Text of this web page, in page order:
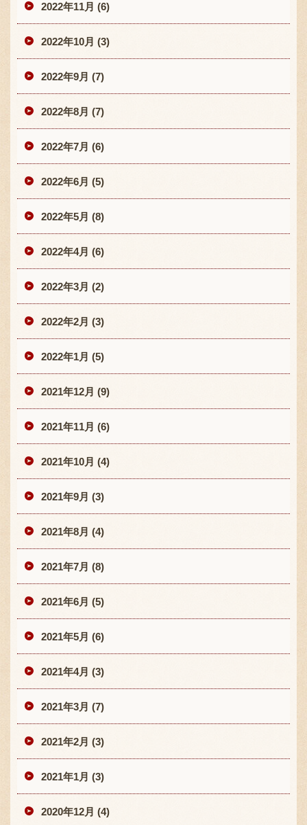
2022年11月 (6)
2022年10月 (3)
2022年9月 (7)
2022年8月 (7)
2022年7月 (6)
2022年6月 (5)
2022年5月 (8)
2022年4月 (6)
2022年3月 (2)
2022年2月 (3)
2022年1月 (5)
2021年12月 (9)
2021年11月 (6)
2021年10月 (4)
2021年9月 (3)
2021年8月 (4)
2021年7月 (8)
2021年6月 (5)
2021年5月 (6)
2021年4月 (3)
2021年3月 (7)
2021年2月 (3)
2021年1月 (3)
2020年12月 (4)